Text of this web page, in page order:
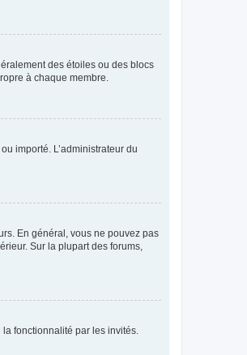
des étoiles ou des blocs
à chaque membre.
importé. L’administrateur du
En général, vous ne pouvez pas
Sur la plupart des forums,
fonctionnalité par les invités.